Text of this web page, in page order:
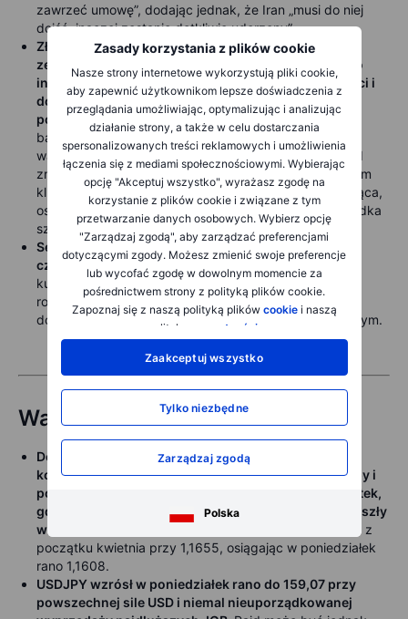
Zasady korzystania z plików cookie
Nasze strony internetowe wykorzystują pliki cookie,
aby zapewnić użytkownikom lepsze doświadczenia z
przeglądania umożliwiając, optymalizując i analizując
działanie strony, a także w celu dostarczania
spersonalizowanych treści reklamowych i umożliwienia
łączenia się z mediami społecznościowymi. Wybierając
opcję "Akceptuj wszystko", wyrażasz zgodę na
korzystanie z plików cookie i związane z tym
przetwarzanie danych osobowych. Wybierz opcję
"Zarządzaj zgodą", aby zarządzać preferencjami
dotyczącymi zgody. Możesz zmienić swoje preferencje
lub wycofać zgodę w dowolnym momencie za
pośrednictwem strony z polityką plików cookie.
Zapoznaj się z naszą polityką plików cookiei naszą
polityką
prywatności
Zaakceptuj wszystko
Tylko niezbędne
Zarządzaj zgodą
Polska
zawrzeć umowę”, dodając jednak, że Iran „musi do niej
dojść, inaczej zostanie dotkliwie uderzony”.
Złoto, srebro i miedź kontynuują spadki po
zeszłotygodniowych ostrych zjazdach, gdy obawy o
inflację wstrząsnęły rynkami, podbijając rentowności i
dolara oraz ożywiając strach przed dodatkowymi
podwyżkami stóp.
Dodatkowo rynek waży ryzyko, że
banki centralne mogą sprzedawać złoto, by wspierać
waluty i łagodzić skok kosztów energii. Złoto jak dotąd
znajduje wsparcie i odbiło z rejonu 4 500 USD; kolejnym
kluczowym wsparciem jest 200-dniowa średnia krocząca,
ostatnio ok. 4 350 USD. Srebro handluje w pobliżu środka
szerokiego przedziału 60–90 USD.
Sektor zbóż odbija po dwudniowym tąpnięciu — na
czele z pszenicą— po tym, jak Chiny zgodziły się
kupować co najmniej 17 mld USD produktów rolnych
rocznie do 2028 r. Jednocześnie rosnące ceny energii
dodają kolejnej warstwy wsparcia kanałem biopaliwowym.
Waluty
Dolar amerykański zdecydowanie umocnił się pod
koniec zeszłego tygodnia wraz ze wzrostem cen ropy i
pogorszeniem globalnego sentymentu ryzyka w piątek,
gdy rentowności obligacji na świecie gwałtownie poszły
w górę.
EURUSD spadł w piątek poniżej dołka zakresu z
początku kwietnia przy 1,1655, osiągając w poniedziałek
rano 1,1608.
USDJPY wzrósł w poniedziałek rano do 159,07 przy
powszechnej sile USD i niemal nieuporządkowanej